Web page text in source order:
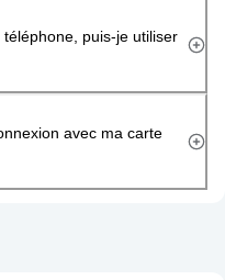
puis-je utiliser
avec ma carte